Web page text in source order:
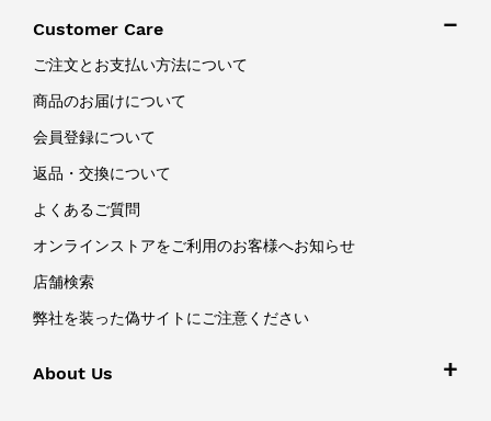
Customer Care
ご注文とお支払い方法について
商品のお届けについて
会員登録について
返品・交換について
よくあるご質問
オンラインストアをご利用のお客様へお知らせ
店舗検索
弊社を装った偽サイトにご注意ください
About Us